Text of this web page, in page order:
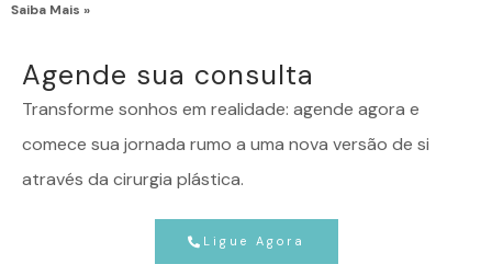
Saiba Mais »
Agende sua consulta
Transforme sonhos em realidade: agende agora e
comece sua jornada rumo a uma nova versão de si
através da cirurgia plástica.
Ligue Agora